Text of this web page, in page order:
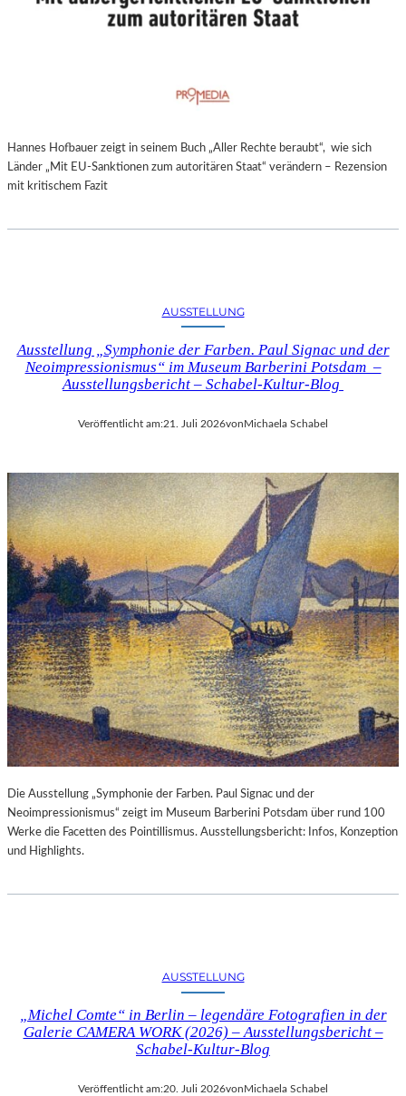
Hannes Hofbauer zeigt in seinem Buch „Aller Rechte beraubt“, wie sich
Länder „Mit EU-Sanktionen zum autoritären Staat“ verändern – Rezension
mit kritischem Fazit
AUSSTELLUNG
Ausstellung „Symphonie der Farben. Paul Signac und der
Neoimpressionismus“ im Museum Barberini Potsdam –
Ausstellungsbericht – Schabel-Kultur-Blog
Veröffentlicht am:21. Juli 2026vonMichaela Schabel
Die Ausstellung „Symphonie der Farben. Paul Signac und der
Neoimpressionismus“ zeigt im Museum Barberini Potsdam über rund 100
Werke die Facetten des Pointillismus. Ausstellungsbericht: Infos, Konzeption
und Highlights.
AUSSTELLUNG
„Michel Comte“ in Berlin – legendäre Fotografien in der
Galerie CAMERA WORK (2026) – Ausstellungsbericht –
Schabel-Kultur-Blog
Veröffentlicht am:20. Juli 2026von Michaela Schabel